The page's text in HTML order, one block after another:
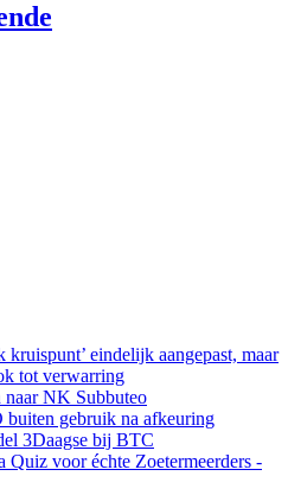
kruispunt’ eindelijk aangepast, maar
tot verwarring
NK Subbuteo
gebruik na afkeuring
3Daagse bij BTC
Quiz voor échte Zoetermeerders -